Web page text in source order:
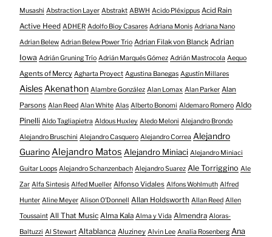
Musashi Abstraction Layer Abstrakt ABWH Acido Pléxippus Acid Rain
Active Heed ADHER Adolfo Bioy Casares Adriana Monis Adriana Nano
Adrian Belew Adrian Belew Power Trio Adrian Filak von Blanck Adrian
Iowa Adrián Gruning Trío Adrián Marqués Gómez Adrián Mastrocola Aequo
Agents of Mercy Agharta Proyect Agustina Banegas Agustín Millares
AislesAkenathon Alambre González Alan Lomax Alan Parker Alan
Parsons Alan Reed Alan White Alas Alberto Bonomi Aldemaro Romero Aldo
Pinelli Aldo Tagliapietra Aldous Huxley Aledo Meloni Alejandro Brondo
Alejandro Bruschini Alejandro Casquero Alejandro Correa Alejandro
GuarinoAlejandro Matos Alejandro Miniaci Alejandro Miniaci
Guitar Loops Alejandro Schanzenbach Alejandro Suarez Ale Torriggino Ale
Zar Alfa Sintesis Alfed Mueller Alfonso Vidales Alfons Wohlmuth Alfred
Hunter Aline Meyer Alison O​’​Donnell Allan Holdsworth Allan Reed Allen
Toussaint All That Music Alma Kala Alma y Vida Almendra Aloras-
Baltuzzi Al Stewart Altablanca Aluziney Alvin Lee Analía Rosenberg Ana